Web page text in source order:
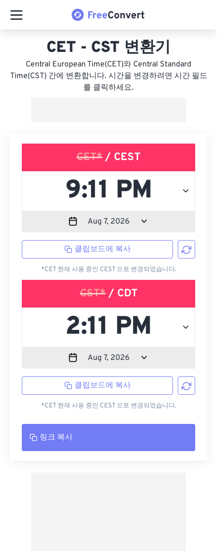
CET - CST 변환기
Central European Time(CET)와 Central Standard
Time(CST) 간에 변환합니다. 시간을 변경하려면 시간 필드
를 클릭하세요.
CET* / CEST
클립보드에 복사
*CET 현재 사용 중인 CEST 으로 변경되었습니다.
CST*/ CDT
클립보드에 복사
*CET 현재 사용 중인 CEST 으로 변경되었습니다.
링크 복사